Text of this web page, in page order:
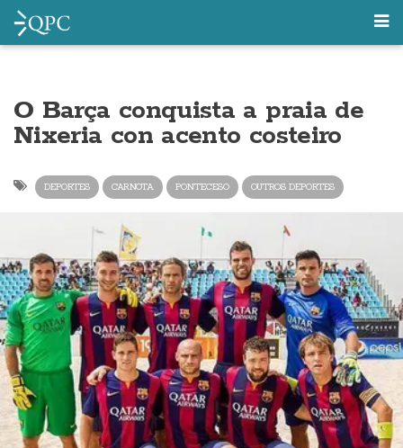
O Barça conquista a praia de
Nixeria con acento costeiro
DEPORTES CARNOTA PONTECESO OUTROS DEPORTES